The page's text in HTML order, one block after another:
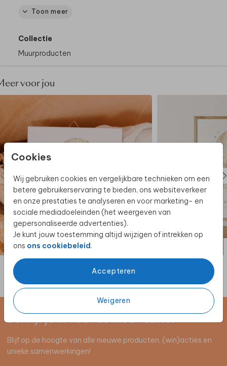
Cookies
Wij gebruiken cookies en vergelijkbare technieken om een
betere gebruikerservaring te bieden, ons websiteverkeer
en onze prestaties te analyseren en voor marketing- en
sociale mediadoeleinden (het weergeven van
gepersonaliseerde advertenties).
Je kunt jouw toestemming altijd wijzigen of intrekken op
ons ons cookiebeleid.
Accepteren
Weigeren
De mooiste posters, super uniek:
• Gedrukt op kwalitatief canvas, geklemd tussen
• Zonder foliedruk
Toon meer
Collectie
Muurproducten
voor jou
KERAMIEK
Schrijf je in voor de nieuwsbrief
Blijf op de hoogte van alle nieuwe producten, (win)acties en
unieke samenwerkingen!